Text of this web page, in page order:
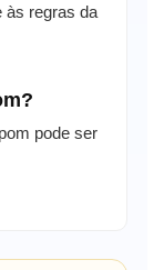
às regras da
pode ser